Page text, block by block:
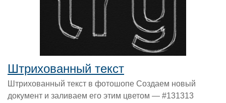
Штрихованный текст
Штрихованный текст в фотошопе Создаем новый
документ и заливаем его этим цветом — #131313